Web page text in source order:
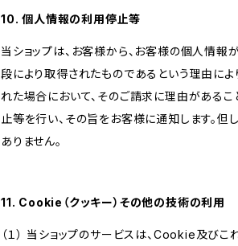
10. 個人情報の利用停止等
当ショップは、お客様から、お客様の個人情
段により取得されたものであるという理由によ
れた場合において、そのご請求に理由がある
止等を行い、その旨をお客様に通知します。
ありません。
11. Cookie（クッキー）その他の技術の利用
（１） 当ショップのサービスは、Cookie及び